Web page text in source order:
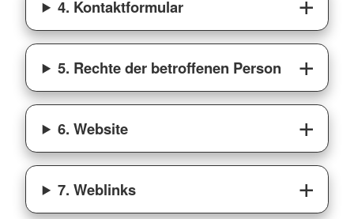
4. Kontaktformular
5. Rechte der betroffenen Person
6. Website
7. Weblinks